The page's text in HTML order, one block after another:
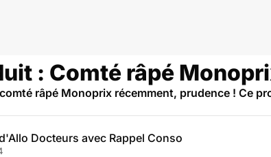
: Comté râpé
râpé Monoprix récemment, prudence ! Ce
Docteurs avec Rappel Conso